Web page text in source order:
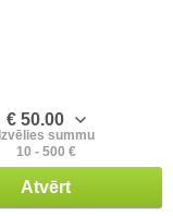
€ 50.00
Izvēlies summu
10 - 500 €
Atvērt